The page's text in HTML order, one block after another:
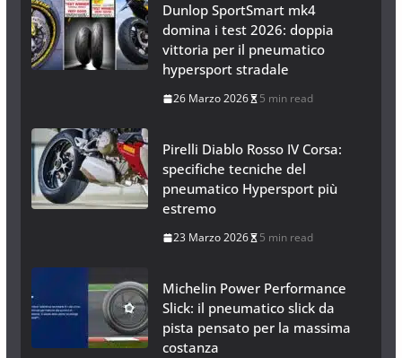
Dunlop SportSmart mk4
domina i test 2026: doppia
vittoria per il pneumatico
hypersport stradale
26 Marzo 2026 5 min read
Pirelli Diablo Rosso IV Corsa:
specifiche tecniche del
pneumatico Hypersport più
estremo
23 Marzo 2026 5 min read
Michelin Power Performance
Slick: il pneumatico slick da
pista pensato per la massima
costanza